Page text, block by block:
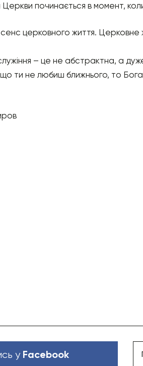
починається в момент,
церковного життя. Церковне
– це не абстрактна, а
ти не любиш ближнього, то
у Facebook